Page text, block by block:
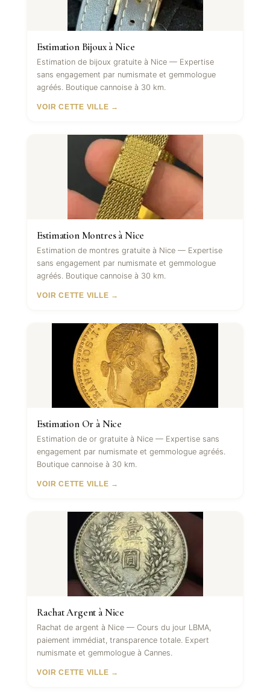
Estimation Bijoux à Nice
Estimation de bijoux gratuite à Nice — Expertise
sans engagement par numismate et gemmologue
agréés. Boutique cannoise à 30 km.
VOIR CETTE VILLE →
Estimation Montres à Nice
Estimation de montres gratuite à Nice — Expertise
sans engagement par numismate et gemmologue
agréés. Boutique cannoise à 30 km.
VOIR CETTE VILLE →
Estimation Or à Nice
Estimation de or gratuite à Nice — Expertise sans
engagement par numismate et gemmologue agréés.
Boutique cannoise à 30 km.
VOIR CETTE VILLE →
Rachat Argent à Nice
Rachat de argent à Nice — Cours du jour LBMA,
paiement immédiat, transparence totale. Expert
numismate et gemmologue à Cannes.
VOIR CETTE VILLE →